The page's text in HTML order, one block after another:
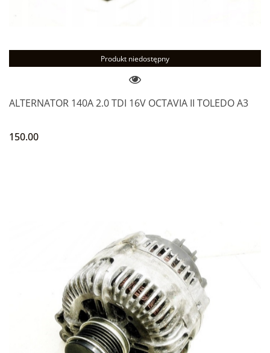
Produkt niedostępny
ALTERNATOR 140A 2.0 TDI 16V OCTAVIA II TOLEDO A3
150.00